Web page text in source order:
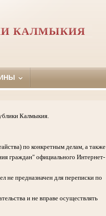
КАЛМЫКИЯ
Калмыкия.
по конкретным делам, а также
граждан" официального Интернет-
не предназначен для переписки по
и не вправе осуществлять